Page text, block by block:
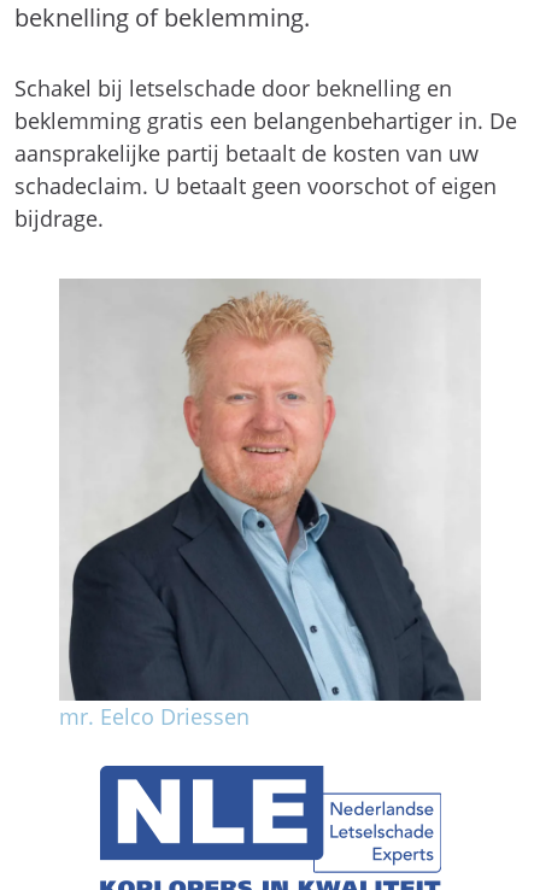
beknelling of beklemming.
Schakel bij letselschade door beknelling en
beklemming gratis een belangenbehartiger in. De
aansprakelijke partij betaalt de kosten van uw
schadeclaim. U betaalt geen voorschot of eigen
bijdrage.
mr. Eelco Driessen